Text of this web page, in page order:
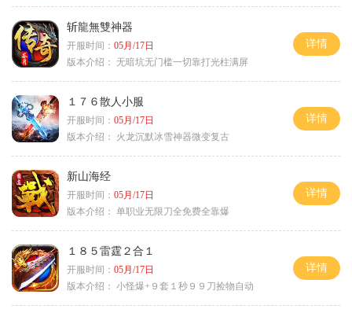
斩龍無雙神器
开服时间： 05月/17日
版本介绍： 无暗坑无门槛一切靠打光柱满屏
详情
１７６散人小服
开服时间： 05月/17日
版本介绍：
火龙沉默冰雪神器微变复古
详情
新山海经
开服时间： 05月/17日
版本介绍： 单职业无限刀全免费全靠爆
详情
１８５雷霆２合１
开服时间： 05月/17日
版本介绍： 小怪爆+９套１秒９９刀捡物自动
详情